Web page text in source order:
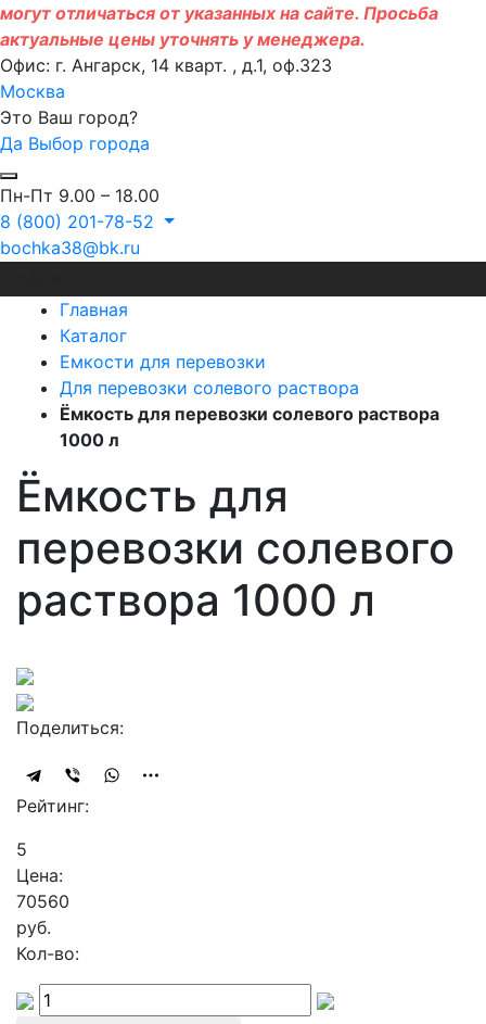
могут отличаться от указанных на сайте. Просьба
актуальные цены уточнять у менеджера.
Офис: г. Ангарск, 14 кварт. , д.1, оф.323
Москва
Это Ваш город?
Да Выбор города
Пн-Пт 9.00 – 18.00
8 (800) 201-78-52
bochka38@bk.ru
Главная
Каталог
Емкости для перевозки
Для перевозки солевого раствора
Ёмкость для перевозки солевого раствора
1000 л
Ёмкость для
перевозки солевого
раствора 1000 л
Поделиться:
Рейтинг:
5
Цена:
70560
руб.
Кол-во: